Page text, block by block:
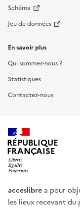
Schéma
Jeu de données
En savoir plus
Qui sommes-nous ?
Statistiques
Contactez-nous
RÉPUBLIQUE
FRANÇAISE
acceslibre a pour
les lieux recevant